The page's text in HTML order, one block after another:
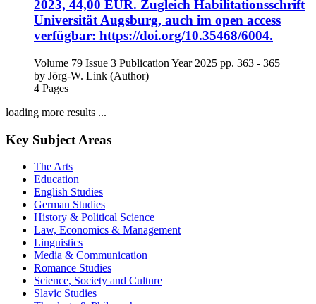
2023, 44,00 EUR. Zugleich Habilitationsschrift
Universität Augsburg, auch im open access
verfügbar: https://doi.org/10.35468/6004.
Volume 79 Issue 3 Publication Year 2025 pp. 363 - 365
by Jörg-W. Link (Author)
4 Pages
loading more results ...
Key Subject Areas
The Arts
Education
English Studies
German Studies
History & Political Science
Law, Economics & Management
Linguistics
Media & Communication
Romance Studies
Science, Society and Culture
Slavic Studies